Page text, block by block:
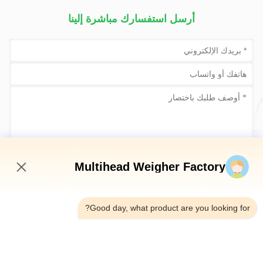
أرسل استفسارك مباشرة إلينا
أرسلي الآن
Multihead Weigher Factory
Good day, what product are you looking for?